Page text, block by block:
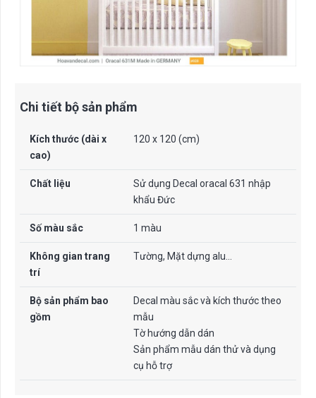
Chi tiết bộ sản phẩm
Kích thước (dài x
cao)
120 x 120 (cm)
Chất liệu
Sử dụng Decal oracal 631 nhập
khẩu Đức
Số màu sắc 1 màu
Không gian trang
trí
Tường, Mặt dựng alu…
Bộ sản phẩm bao
gồm
Decal màu sắc và kích thước theo
mẫu
Tờ hướng dẫn dán
Sản phẩm mẫu dán thử và dụng
cụ hỗ trợ